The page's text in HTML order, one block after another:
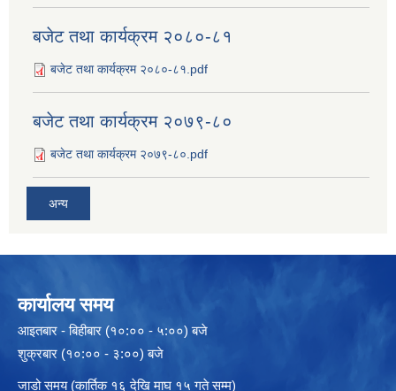
बजेट तथा कार्यक्रम २०८०-८१
बजेट तथा कार्यक्रम २०८०-८१.pdf
बजेट तथा कार्यक्रम २०७९-८०
बजेट तथा कार्यक्रम २०७९-८०.pdf
अन्य
कार्यालय समय
आइतबार - बिहीबार (१०:०० - ५:००) बजे
शुक्रबार (१०:०० - ३:००) बजे
जाडो समय (कार्तिक १६ देखि माघ १५ गते सम्म)